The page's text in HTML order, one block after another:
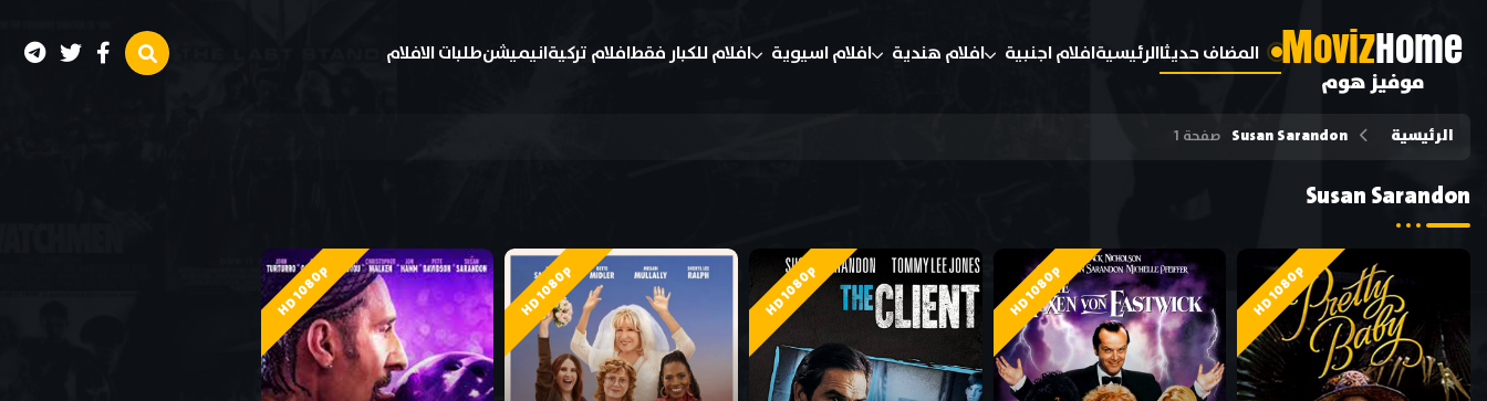
MovizHome
موفيز هوم
المضاف حديثاالرئيسيةافلام اجنبية افلام هندية افلام اسيوية افلام للكبار فقطافلام تركيةانيميشنطلبات الافلام
الرئيسية Susan Sarandon صفحة 1
Susan Sarandon
HD 1080p
HD 1080p
HD 1080p
HD 1080p
HD 1080p